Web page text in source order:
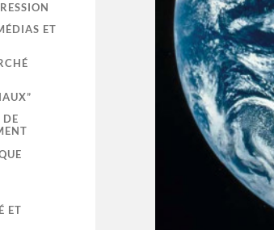
ET
DE
ET